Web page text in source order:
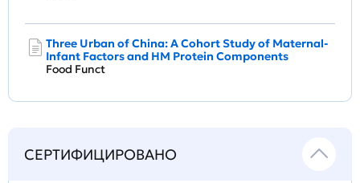
Three Urban of China: A Cohort Study of Maternal-
Infant Factors and HM Protein Components
Food Funct
СЕРТИФИЦИРОВАНО